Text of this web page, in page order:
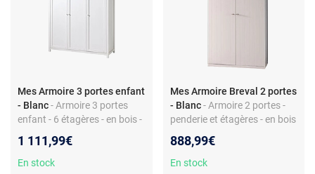
Mes Armoire 3 portes enfant
- Blanc- Armoire 3 portes
enfant - 6 étagères - en bois -
1 111,99€
En stock
Mes Armoire Breval 2 portes
- Blanc - Armoire 2 portes -
penderie et étagères - en bois
888,99€
En stock